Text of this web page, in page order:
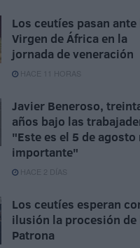
Los ceutíes pasan ante
Virgen de África en la
jornada de veneración
HACE 11 HORAS
Javier Beneroso,
años bajo las
"Este es el 5 de agosto
importante"
HACE 2 DÍAS
Los ceutíes esperan
ilusión la procesión de
Patrona